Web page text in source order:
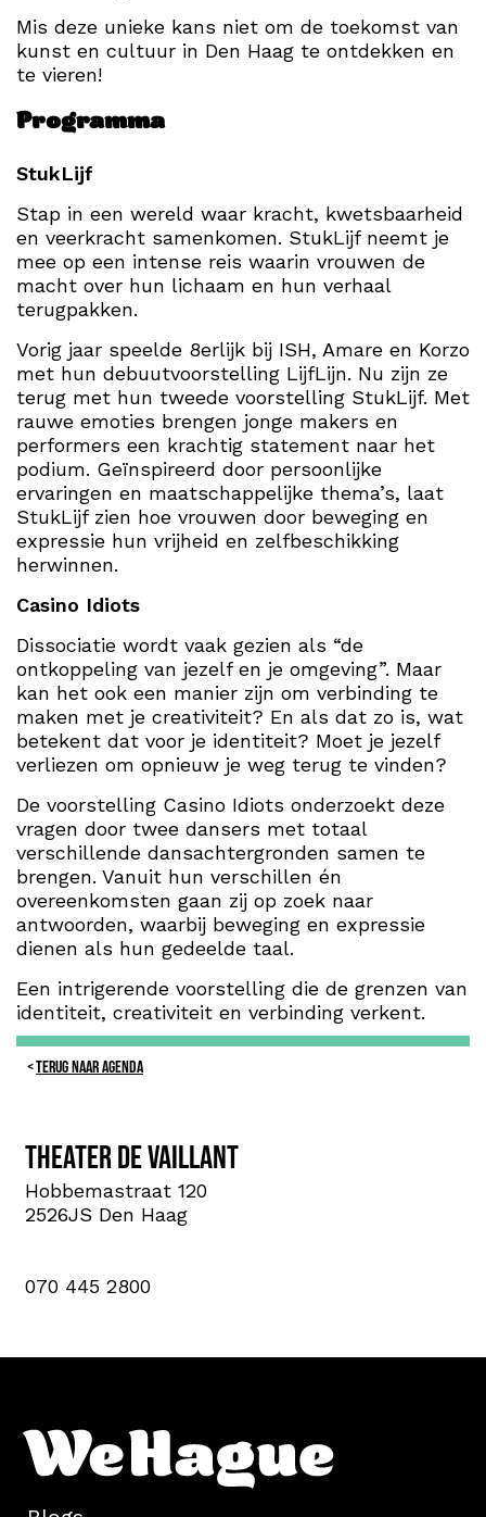
Mis deze unieke kans niet om de toekomst van
kunst en cultuur in Den Haag te ontdekken en
te vieren!
Programma
StukLijf
Stap in een wereld waar kracht, kwetsbaarheid
en veerkracht samenkomen. StukLijf neemt je
mee op een intense reis waarin vrouwen de
macht over hun lichaam en hun verhaal
terugpakken.
Vorig jaar speelde 8erlijk bij ISH, Amare en Korzo
met hun debuutvoorstelling LijfLijn. Nu zijn ze
terug met hun tweede voorstelling StukLijf. Met
rauwe emoties brengen jonge makers en
performers een krachtig statement naar het
podium. Geïnspireerd door persoonlijke
ervaringen en maatschappelijke thema’s, laat
StukLijf zien hoe vrouwen door beweging en
expressie hun vrijheid en zelfbeschikking
herwinnen.
Casino Idiots
Dissociatie wordt vaak gezien als “de
ontkoppeling van jezelf en je omgeving”. Maar
kan het ook een manier zijn om verbinding te
maken met je creativiteit? En als dat zo is, wat
betekent dat voor je identiteit? Moet je jezelf
verliezen om opnieuw je weg terug te vinden?
De voorstelling Casino Idiots onderzoekt deze
vragen door twee dansers met totaal
verschillende dansachtergronden samen te
brengen. Vanuit hun verschillen én
overeenkomsten gaan zij op zoek naar
antwoorden, waarbij beweging en expressie
dienen als hun gedeelde taal.
Een intrigerende voorstelling die de grenzen van
identiteit, creativiteit en verbinding verkent.
TERUG NAAR AGENDA
Theater De Vaillant
Hobbemastraat 120
2526JS Den Haag
070 445 2800